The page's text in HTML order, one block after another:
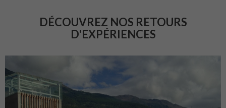
DÉCOUVREZ NOS RETOURS
D'EXPÉRIENCES